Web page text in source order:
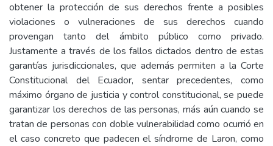
obtener la protección de sus derechos frente a posibles
violaciones o vulneraciones de sus derechos cuando
provengan tanto del ámbito público como privado.
Justamente a través de los fallos dictados dentro de estas
garantías jurisdiccionales, que además permiten a la Corte
Constitucional del Ecuador, sentar precedentes, como
máximo órgano de justicia y control constitucional, se puede
garantizar los derechos de las personas, más aún cuando se
tratan de personas con doble vulnerabilidad como ocurrió en
el caso concreto que padecen el síndrome de Laron, como